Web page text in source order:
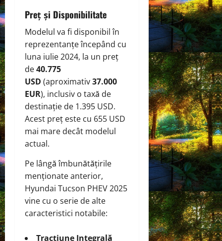
Preț și Disponibilitate
Modelul va fi disponibil în
reprezentanțe începând cu
luna iulie 2024, la un preț
de40.775
USD (aproximativ37.000
EUR), inclusiv o taxă de
destinație de 1.395 USD.
Acest preț este cu 655 USD
mai mare decât modelul
actual.
Pe lângă îmbunătățirile
menționate anterior,
Hyundai Tucson PHEV 2025
vine cu o serie de alte
caracteristici notabile:
Tracțiune Integrală